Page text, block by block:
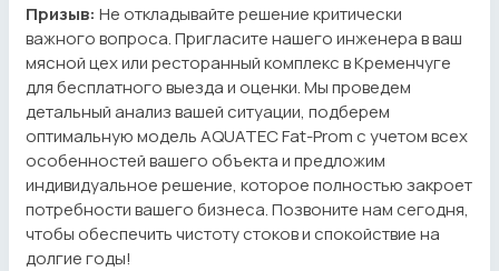
Призыв: Не откладывайте решение критически
важного вопроса. Пригласите нашего инженера в ваш
мясной цех или ресторанный комплекс в Кременчуге
для бесплатного выезда и оценки. Мы проведем
детальный анализ вашей ситуации, подберем
оптимальную модель AQUATEC Fat-Prom с учетом всех
особенностей вашего объекта и предложим
индивидуальное решение, которое полностью закроет
потребности вашего бизнеса. Позвоните нам сегодня,
чтобы обеспечить чистоту стоков и спокойствие на
долгие годы!